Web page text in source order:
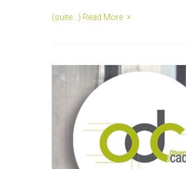
(suite…) Read More